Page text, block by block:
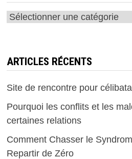
Catégories
ARTICLES RÉCENTS
Site de rencontre pour
Pourquoi les conflits et les
certaines relations
Comment Chasser le
Repartir de Zéro